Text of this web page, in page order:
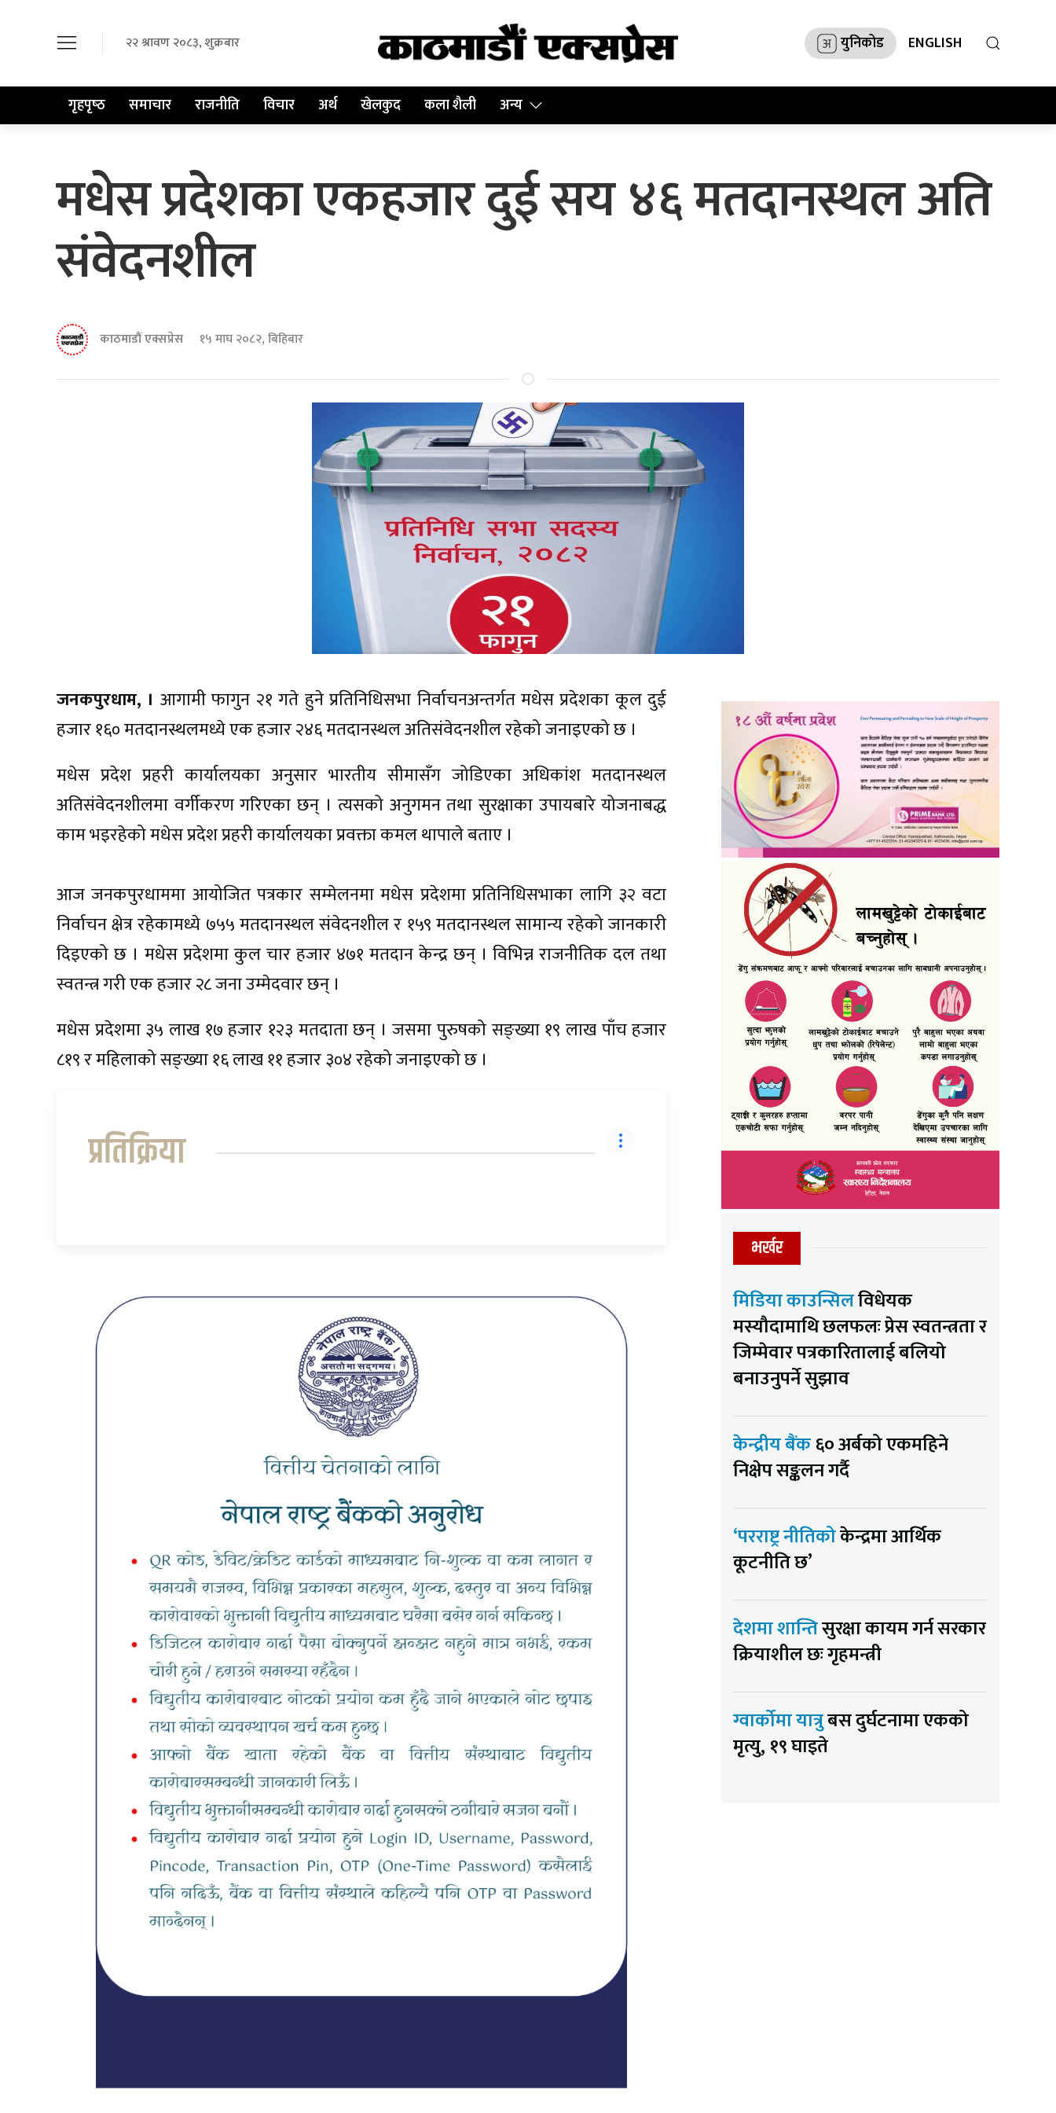
२२ श्रावण २०८३, शुक्रबार युनिकोड ENGLISH
गृहपृष्‍ठ समाचार राजनीति विचार अर्थ खेलकुद कला शैली अन्य
मधेस प्रदेशका एकहजार दुई सय ४६ मतदानस्थल अति
संवेदनशील
काठमाडौं एक्सप्रेस १५ माघ २०८२, बिहिबार
जनकपुरधाम, । आगामी फागुन २१ गते हुने प्रतिनिधिसभा निर्वाचनअन्तर्गत मधेस प्रदेशका कूल दुई
हजार १६० मतदानस्थलमध्ये एक हजार २४६ मतदानस्थल अतिसंवेदनशील रहेको जनाइएको छ ।
मधेस प्रदेश प्रहरी कार्यालयका अनुसार भारतीय सीमासँग जोडिएका अधिकांश मतदानस्थल
अतिसंवेदनशीलमा वर्गीकरण गरिएका छन् । त्यसको अनुगमन तथा सुरक्षाका उपायबारे योजनाबद्ध
काम भइरहेको मधेस प्रदेश प्रहरी कार्यालयका प्रवक्ता कमल थापाले बताए ।
आज जनकपुरधाममा आयोजित पत्रकार सम्मेलनमा मधेस प्रदेशमा प्रतिनिधिसभाका लागि ३२ वटा
निर्वाचन क्षेत्र रहेकामध्ये ७५५ मतदानस्थल संवेदनशील र १५९ मतदानस्थल सामान्य रहेको जानकारी
दिइएको छ । मधेस प्रदेशमा कुल चार हजार ४७१ मतदान केन्द्र छन् । विभिन्न राजनीतिक दल तथा
स्वतन्त्र गरी एक हजार २८ जना उम्मेदवार छन् ।
मधेस प्रदेशमा ३५ लाख १७ हजार १२३ मतदाता छन् । जसमा पुरुषको सङ्ख्या १९ लाख पाँच हजार
८१९ र महिलाको सङ्ख्या १६ लाख ११ हजार ३०४ रहेको जनाइएको छ ।
प्रतिक्रिया
भर्खर
मिडिया काउन्सिलविधेयक
मस्यौदामाथि छलफलः प्रेस स्वतन्त्रता र
जिम्मेवार पत्रकारितालाई बलियो
बनाउनुपर्ने सुझाव
केन्द्रीय बैंक६० अर्बको एकमहिने
निक्षेप सङ्कलन गर्दै
‘परराष्ट्र नीतिकोकेन्द्रमा आर्थिक
कूटनीति छ’
देशमा शान्तिसुरक्षा कायम गर्न सरकार
क्रियाशील छः गृहमन्त्री
ग्वार्कोमा यात्रुबस दुर्घटनामा एकको
मृत्यु, १९ घाइते